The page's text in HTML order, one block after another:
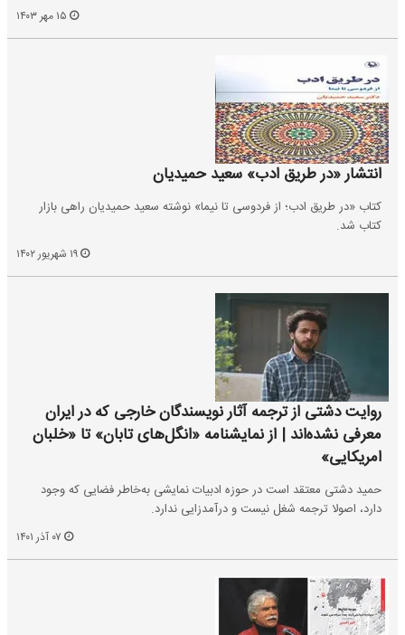
انتشار «در طریق ادب» سعید حمیدیان
کتاب «در طریق ادب؛ از فردوسی تا نیما» نوشته سعید حمیدیان راهی بازار
کتاب شد.
روایت دشتی از ترجمه آثار نویسندگان خارجی که در ایران
معرفی نشده‌اند | از نمایشنامه «انگل‌های تابان» تا «خلبان
امریکایی»
حمید دشتی معتقد است در حوزه ادبیات نمایشی به‌خاطر فضایی که وجود
دارد، اصولا ترجمه شغل نیست و درآمدزایی ندارد.